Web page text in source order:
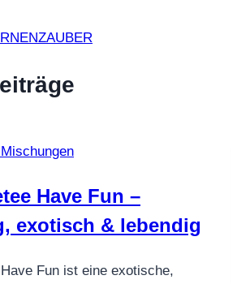
Have Fun –
exotisch & lebendig
Fun ist eine exotische,